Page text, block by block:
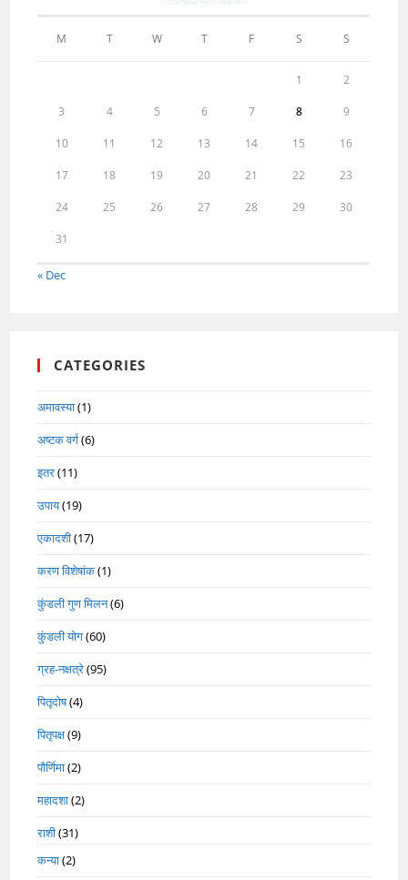
M T W T F S S
1 2
3 4 5 6 7 8 9
10 11 12 13 14 15 16
17 18 19 20 21 22 23
24 25 26 27 28 29 30
31
« Dec
CATEGORIES
अमावस्या(1)
अष्टक वर्ग(6)
इतर(11)
उपाय(19)
एकादशी(17)
करण विशेषांक(1)
कुंडली गुण मिलन(6)
कुंडली योग(60)
ग्रह-नक्षत्रे(95)
पितृदोष(4)
पितृपक्ष(9)
पौर्णिमा(2)
महादशा(2)
राशी(31)
कन्या(2)